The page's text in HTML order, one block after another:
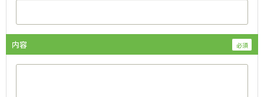
内容